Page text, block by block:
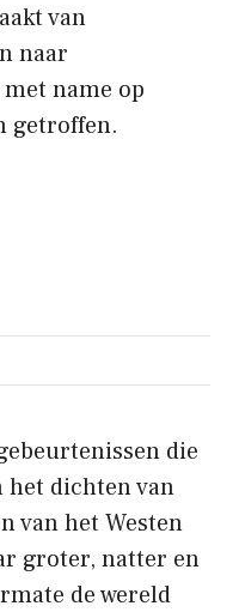
van
naar
name op
getroffen.
die
het dichten van
van het Westen
groter, natter en
de wereld